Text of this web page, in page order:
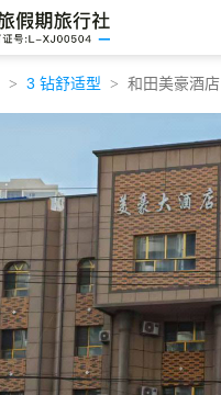
3 钻舒适型 和田美豪酒店